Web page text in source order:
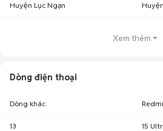
Huyện Lục Ngạn
Xem thêm
Dòng điện thoại
Dòng khác
13 15